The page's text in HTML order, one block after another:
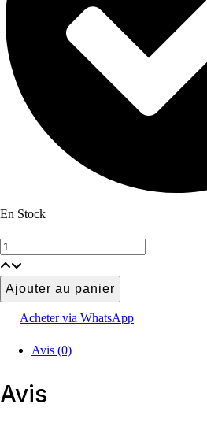
En Stock
Savon
sahel
face
100g
quantité
Ajouter au panier
Acheter via WhatsApp
Avis (0)
Avis